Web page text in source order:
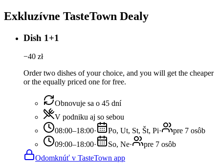
Exkluzívne TasteTown Dealy
Dish 1+1
−40 zł
Order two dishes of your choice, and you will get the cheaper
or the equally priced one for free.
Obnovuje sa o 45 dní
V podniku aj so sebou
08:00–18:00· Po, Ut, St, Št, Pi·
pre 7 osôb
09:00–18:00· So, Ne·
pre 7 osôb
Odomknúť v TasteTown app